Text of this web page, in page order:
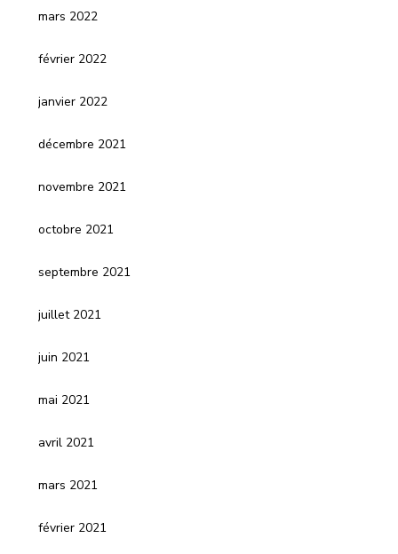
mars 2022
février 2022
janvier 2022
décembre 2021
novembre 2021
octobre 2021
septembre 2021
juillet 2021
juin 2021
mai 2021
avril 2021
mars 2021
février 2021